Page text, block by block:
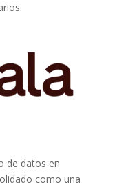
de datos en
como una